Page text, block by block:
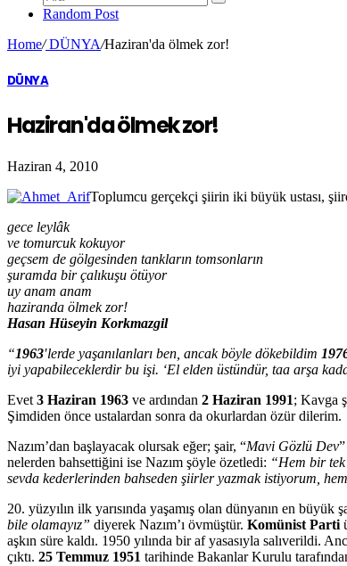
Random Post
Home/DÜNYA/Haziran'da ölmek zor!
DÜNYA
Haziran'da ölmek zor!
Haziran 4, 2010
Toplumcu gerçekçi şiirin iki büyük ustası,
gece leylâk
ve tomurcuk kokuyor
geçsem de gölgesinden tankların tomsonların
şuramda bir çalıkuşu ötüyor
uy anam anam
haziranda ölmek zor!
Hasan Hüseyin Korkmazgil
“1963′lerde yaşanılanları ben, ancak böyle dökebildim
iyi yapabileceklerdir bu işi. ‘El elden üstündür, taa arşa
Evet 3 Haziran 1963 ve ardından 2 Haziran 1991; Kavga
Şimdiden önce ustalardan sonra da okurlardan özür dilerim.
Nazım’dan başlayacak olursak eğer; şair, “Mavi Gözlü Dev
nelerden bahsettiğini ise Nazım şöyle özetledi: “Hem bir
sevda kederlerinden bahseden şiirler yazmak istiyorum,
20. yüzyılın ilk yarısında yaşamış olan dünyanın en büyük
bile olamayız” diyerek Nazım’ı övmüştür. Komünist Parti
aşkın süre kaldı. 1950 yılında bir af yasasıyla salıverildi.
çıktı. 25 Temmuz 1951 tarihinde Bakanlar Kurulu